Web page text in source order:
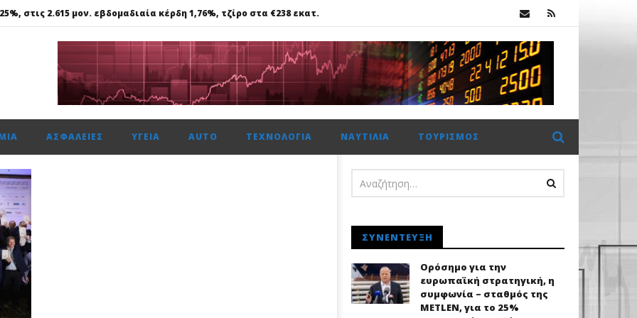
στις 2.615 μον. εβδομαδιαία κέρδη 1,76%, τζίρο στα €238 εκατ.
Βασιλόπουλος: Συνεργασία για τη μείωση εκπομπών CO2
Competition Limited
στις 2.615 μον. εβδομαδιαία κέρδη 1,76%, τζίρο στα €238 εκατ.
ΑΣΦΆΛΕΙΕΣ ΥΓΕΊΑ AUTO ΤΕΧΝΟΛΟΓΊΑ ΝΑΥΤΙΛΊΑ ΤΟΥΡΙΣΜΌΣ
ΣΥΝΈΝΤΕΥΞΗ
Ορόσημο για την
ευρωπαϊκή στρατηγική, η
συμφωνία – σταθμός της
METLEN, για το 25%